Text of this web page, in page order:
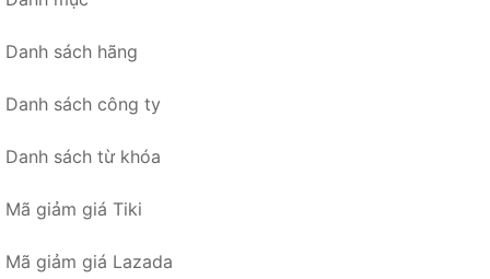
Danh sách hãng
Danh sách công ty
Danh sách từ khóa
Mã giảm giá Tiki
Mã giảm giá Lazada